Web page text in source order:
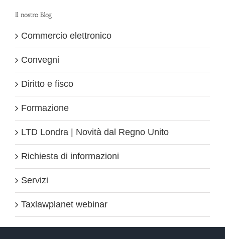
Il nostro Blog
Commercio elettronico
Convegni
Diritto e fisco
Formazione
LTD Londra | Novità dal Regno Unito
Richiesta di informazioni
Servizi
Taxlawplanet webinar